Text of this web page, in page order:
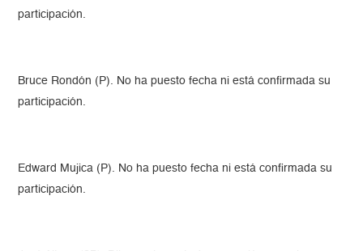
participación.
Bruce Rondón (P). No ha puesto fecha ni está confirmada su
participación.
Edward Mujica (P). No ha puesto fecha ni está confirmada su
participación.